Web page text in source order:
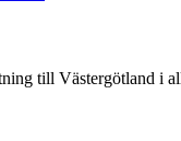
till Västergötland i